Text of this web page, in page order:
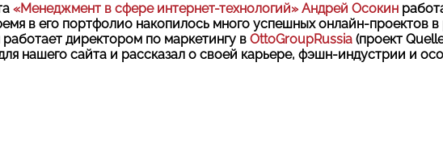
«Менеджмент в сфере интернет-технологий» Андрей Осокин
в его портфолио накопилось много успешных онлайн-проектов в
работает директором по маркетингу в OttoGroupRussia (проект
нашего сайта и рассказал о своей карьере, фэшн-индустрии и